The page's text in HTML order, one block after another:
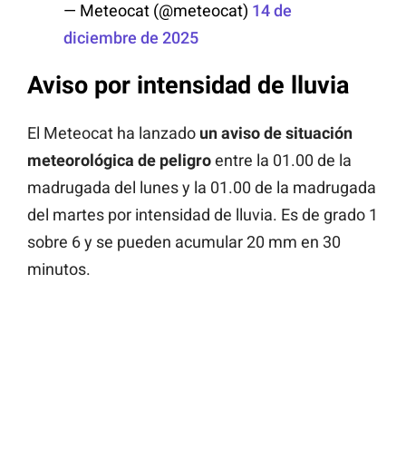
— Meteocat (@meteocat) 14 de
diciembre de 2025
Aviso por intensidad de lluvia
El Meteocat ha lanzado un aviso de situación
meteorológica de peligroentre la 01.00 de la
madrugada del lunes y la 01.00 de la madrugada
del martes por intensidad de lluvia. Es de grado 1
sobre 6 y se pueden acumular 20 mm en 30
minutos.